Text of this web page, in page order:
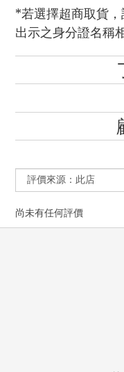
*若選擇超商取貨
出示之身分證名稱
尚未有任何評價